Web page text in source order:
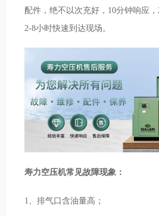
配件，绝不以次充好，10分钟响应，
2-8小时快速到达现场。
寿力空压机常见故障现象：
1、排气口含油量高；